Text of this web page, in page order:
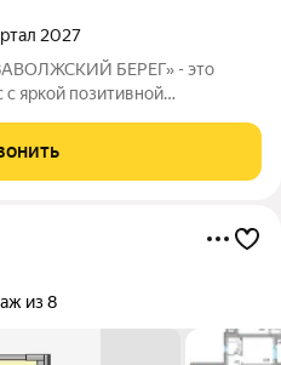
2027
БЕРЕГ» - это
яркой позитивной
секций, которые
с раскрытием
из 8